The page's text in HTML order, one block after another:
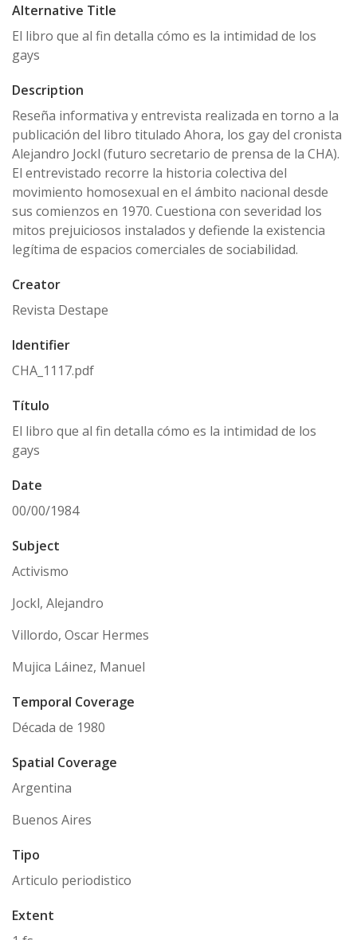
Alternative Title
El libro que al fin detalla cómo es la intimidad de los
gays
Description
Reseña informativa y entrevista realizada en torno a la
publicación del libro titulado Ahora, los gay del cronista
Alejandro Jockl (futuro secretario de prensa de la CHA).
El entrevistado recorre la historia colectiva del
movimiento homosexual en el ámbito nacional desde
sus comienzos en 1970. Cuestiona con severidad los
mitos prejuiciosos instalados y defiende la existencia
legítima de espacios comerciales de sociabilidad.
Creator
Revista Destape
Identifier
CHA_1117.pdf
Título
El libro que al fin detalla cómo es la intimidad de los
gays
Date
00/00/1984
Subject
Activismo
Jockl, Alejandro
Villordo, Oscar Hermes
Mujica Láinez, Manuel
Temporal Coverage
Década de 1980
Spatial Coverage
Argentina
Buenos Aires
Tipo
Articulo periodistico
Extent